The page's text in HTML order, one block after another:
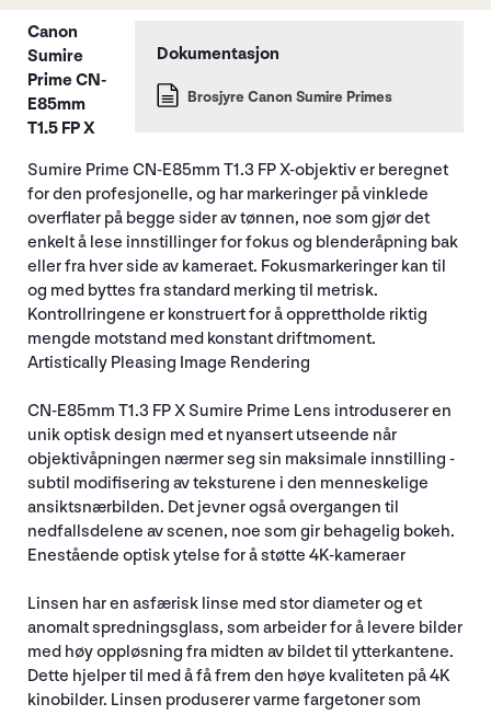
Brosjyre Canon Sumire Primes
Canon
Sumire
Prime CN-
E85mm
T1.5 FP X
Sumire Prime CN-E85mm T1.3 FP X-objektiv er beregnet
for den profesjonelle, og har markeringer på vinklede
overflater på begge sider av tønnen, noe som gjør det
enkelt å lese innstillinger for fokus og blenderåpning bak
eller fra hver side av kameraet. Fokusmarkeringer kan til
og med byttes fra standard merking til metrisk.
Kontrollringene er konstruert for å opprettholde riktig
mengde motstand med konstant driftmoment.
Artistically Pleasing Image Rendering
CN-E85mm T1.3 FP X Sumire Prime Lens introduserer en
unik optisk design med et nyansert utseende når
objektivåpningen nærmer seg sin maksimale innstilling -
subtil modifisering av teksturene i den menneskelige
ansiktsnærbilden. Det jevner også overgangen til
nedfallsdelene av scenen, noe som gir behagelig bokeh.
Enestående optisk ytelse for å støtte 4K-kameraer
Linsen har en asfærisk linse med stor diameter og et
anomalt spredningsglass, som arbeider for å levere bilder
med høy oppløsning fra midten av bildet til ytterkantene.
Dette hjelper til med å få frem den høye kvaliteten på 4K
kinobilder. Linsen produserer varme fargetoner som